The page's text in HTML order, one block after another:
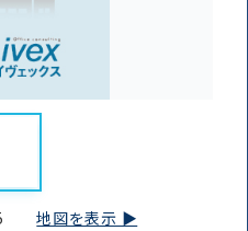
5地図を表示 ▶︎